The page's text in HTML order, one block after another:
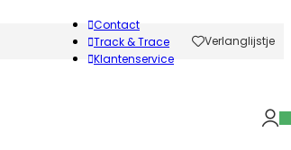
Contact
Track & Trace
Klantenservice
Verlanglijstje